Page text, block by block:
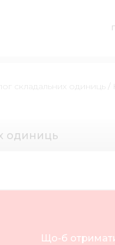
складальних одиниць /
одиниць
Що-б